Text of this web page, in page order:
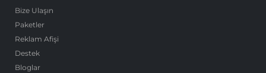
Bize Ulaşın
Paketler
Reklam Afişi
Destek
Bloglar